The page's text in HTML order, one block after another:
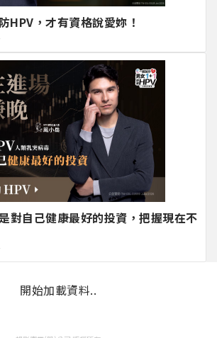
HPV，才有資格說愛妳！
對自己健康最好的投資，把握現在不
開始加載資料..